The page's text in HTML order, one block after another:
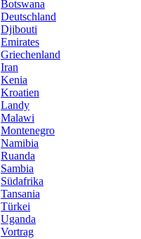
Botswana
Deutschland
Djibouti
Emirates
Griechenland
Iran
Kenia
Kroatien
Landy
Malawi
Montenegro
Namibia
Ruanda
Sambia
Südafrika
Tansania
Türkei
Uganda
Vortrag